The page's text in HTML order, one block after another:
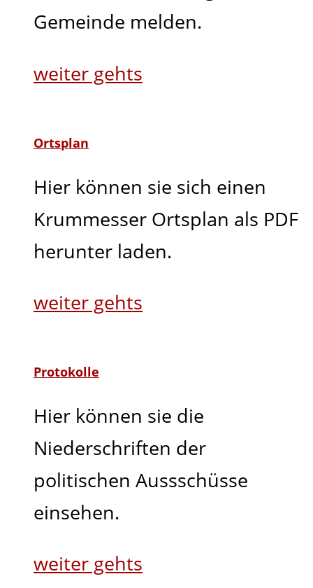
Gemeinde melden.
weiter gehts
Ortsplan
Hier können sie sich einen
Krummesser Ortsplan als PDF
herunter laden.
weiter gehts
Protokolle
Hier können sie die
Niederschriften der
politischen Aussschüsse
einsehen.
weiter gehts